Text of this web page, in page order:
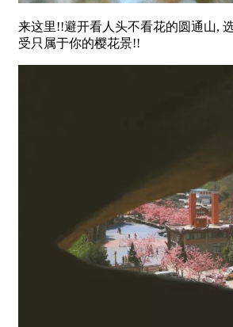
来这里!!避开看人头不看花的圆通山,
受只属于你的樱花景!!